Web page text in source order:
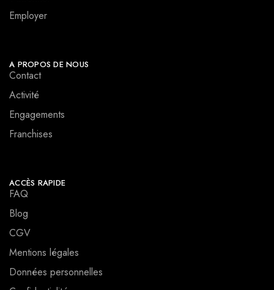
Employer
A PROPOS DE NOUS
Contact
Activité
Engagements
Franchises
ACCÈS RAPIDE
FAQ
Blog
CGV
Mentions légales
Données personnelles